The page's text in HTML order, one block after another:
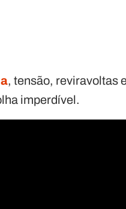
, tensão, reviravoltas
imperdível.